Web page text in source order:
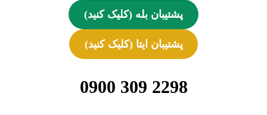
پشتیبان بله (کلیک کنید)
پشتیبان ایتا (کلیک کنید)
2298 309 0900